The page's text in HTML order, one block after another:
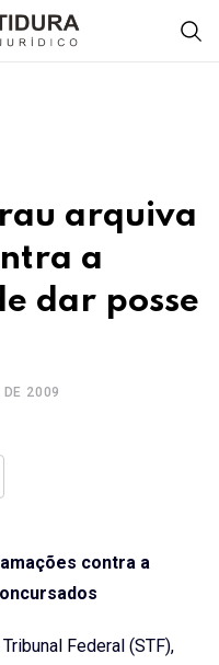
arquiva
a
dar posse
DE 2009
contra a
Federal (STF),